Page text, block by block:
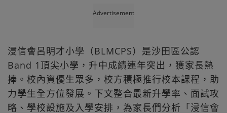
Advertisement
浸信會呂明才小學（BLMCPS）是沙田區公認
Band 1頂尖小學，升中成績連年突出，獲家長熱
捧。校內資優生眾多，校方積極推行校本課程，助
力學生全方位發展。下文整合最新升學率、面試攻
略、學校設施及入學安排，為家長們分析「浸信會